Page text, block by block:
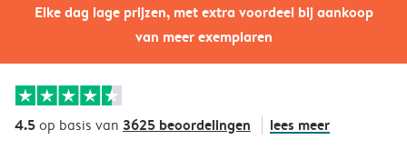
Elke dag lage prijzen, met extra voordeel bij aankoop
van meer exemplaren
4.5op basis van 3625 beoordelingen lees meer